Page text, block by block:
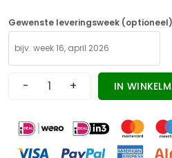
Gewenste leveringsweek (optioneel)
- + IN